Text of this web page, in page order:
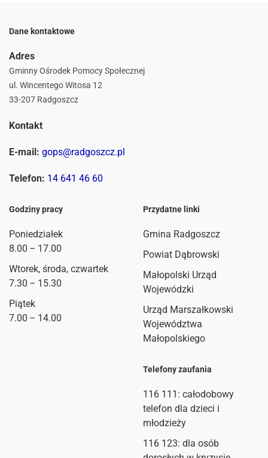
Dane kontaktowe
Adres
Gminny Ośrodek Pomocy Społecznej
ul. Wincentego Witosa 12
33-207 Radgoszcz
Kontakt
E-mail: gops@radgoszcz.pl
Telefon: 14 641 46 60
Godziny pracy
Poniedziałek
8.00 – 17.00
Wtorek, środa, czwartek
7.30 – 15.30
Piątek
7.00 – 14.00
Przydatne linki
Gmina Radgoszcz
Powiat Dąbrowski
Małopolski Urząd
Wojewódzki
Urząd Marszałkowski
Województwa
Małopolskiego
Telefony zaufania
116 111 : całodobowy
telefon dla dzieci i
młodzieży
116 123: dla osób